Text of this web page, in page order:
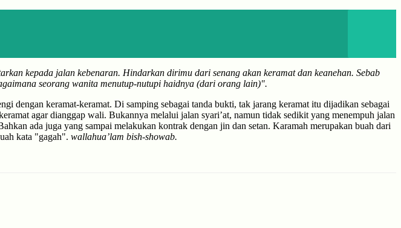
kepada jalan kebenaran. Hindarkan dirimu dari senang akan keramat dan keanehan. Sebab
seorang wanita menutup-nutupi haidnya (dari orang lain)".
dengan keramat-keramat. Di samping sebagai tanda bukti, tak jarang keramat itu dijadikan sebagai
agar dianggap wali. Bukannya melalui jalan syari’at, namun tidak sedikit yang menempuh jalan
ada juga yang sampai melakukan kontrak dengan jin dan setan. Karamah merupakan buah dari
kata "gagah". wallahua’lam bish-showab.